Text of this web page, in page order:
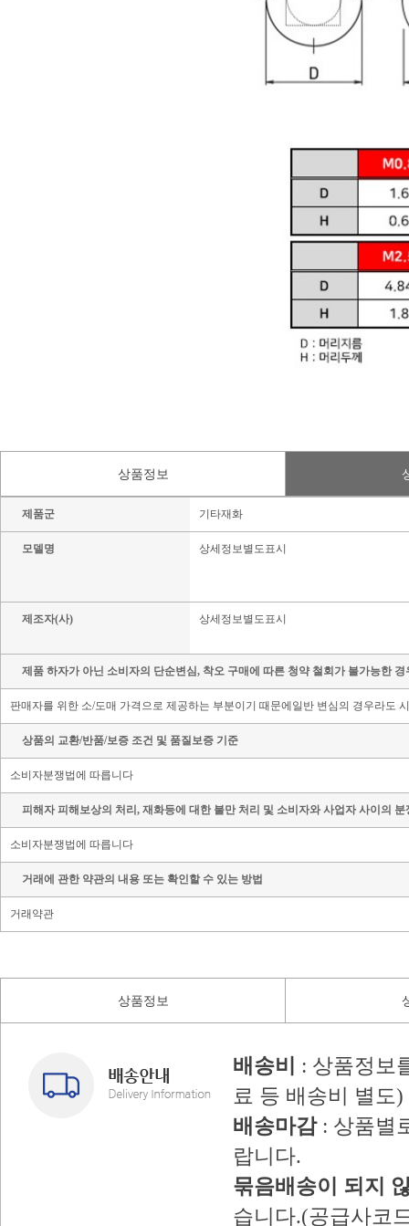
상품정보
제품군 기타재화
모델명 상세정보별도표시
제조자(사) 상세정보별도표시
제품 하자가 아닌 소비자의 단순변심, 착오 구매에 따른 청약 철회가 불가능한
판매자를 위한 소/도매 가격으로 제공하는 부분이기 때문에일반 변심의 경우라도
상품의 교환/반품/보증 조건 및 품질보증 기준
소비자분쟁법에 따릅니다
피해자 피해보상의 처리, 재화등에 대한 불만 처리 및 소비자와 사업자 사이의
소비자분쟁법에 따릅니다
거래에 관한 약관의 내용 또는 확인할 수 있는 방법
거래약관
상품정보
배송비
: 상품정보
료 등 배송비 별도)
배송마감: 상품별
랍니다.
묶음배송이 되지
습니다.(공급사코